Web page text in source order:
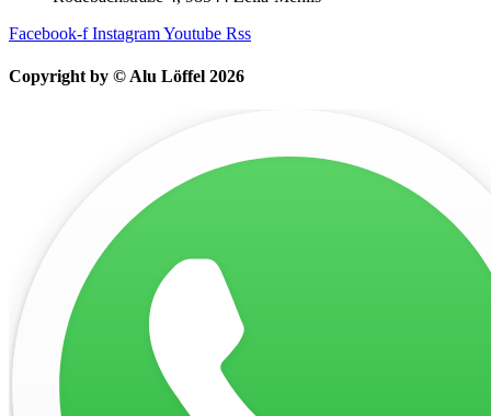
Facebook-f InstagramYoutube Rss
Copyright by © Alu Löffel 2026